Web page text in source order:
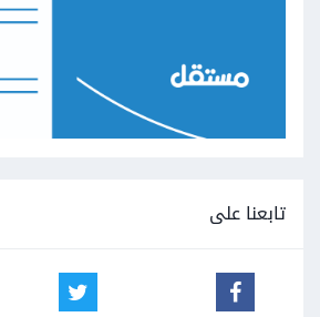
تابعنا على